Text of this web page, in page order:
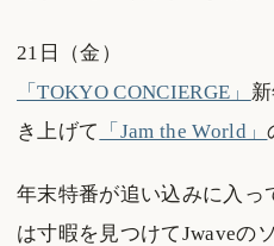
21日（金）
「TOKYO CONCIERGE」
き上げて
「Jam the World」
年末特番が追い込みに入っ
は寸暇を見つけてJwaveの